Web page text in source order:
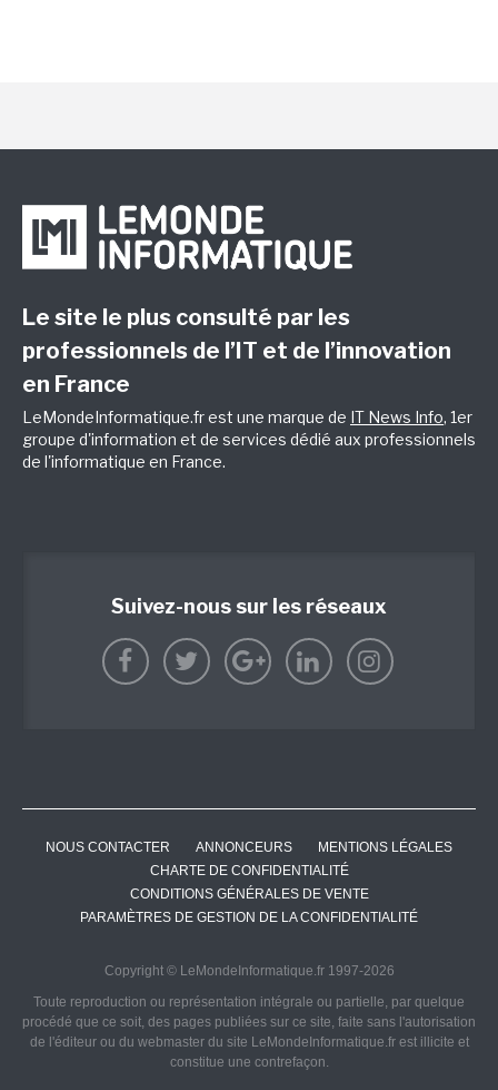
Le site le plus consulté par les
professionnels de l’IT et de l’innovation
en France
LeMondeInformatique.fr est une marque de IT News Info, 1er
groupe d'information et de services dédié aux professionnels
de l'informatique en France.
Suivez-nous sur les réseaux
NOUS CONTACTER ANNONCEURS
MENTIONS LÉGALES
CHARTE DE CONFIDENTIALITÉ
CONDITIONS GÉNÉRALES DE VENTE
PARAMÈTRES DE GESTION DE LA CONFIDENTIALITÉ
Copyright © LeMondeInformatique.fr 1997-2026
Toute reproduction ou représentation intégrale ou partielle, par quelque
procédé que ce soit, des pages publiées sur ce site, faite sans l'autorisation
de l'éditeur ou du webmaster du site LeMondeInformatique.fr est illicite et
constitue une contrefaçon.